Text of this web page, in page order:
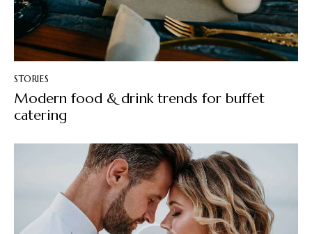
STORIES
Modern food & drink trends for buffet
catering